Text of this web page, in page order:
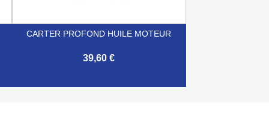
CARTER PROFOND HUILE MOTEUR
39,60 €